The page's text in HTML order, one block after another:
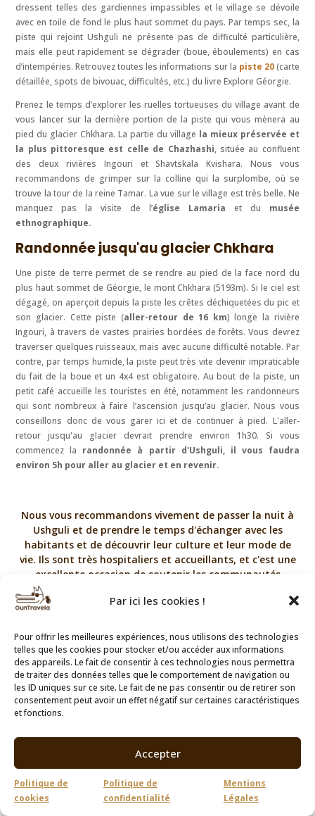
Par ici les cookies !
Pour offrir les meilleures expériences, nous utilisons des technologies
telles que les cookies pour stocker et/ou accéder aux informations
des appareils. Le fait de consentir à ces technologies nous permettra
de traiter des données telles que le comportement de navigation ou
les ID uniques sur ce site. Le fait de ne pas consentir ou de retirer son
consentement peut avoir un effet négatif sur certaines caractéristiques
et fonctions.
Accepter
Politique de
cookies
Politique de
confidentialité
Mentions
Légales
dressent telles des gardiennes impassibles et le village se dévoile
avec en toile de fond le plus haut sommet du pays. Par temps sec, la
piste qui rejoint Ushguli ne présente pas de difficulté particulière,
mais elle peut rapidement se dégrader (boue, éboulements) en cas
d’intempéries. Retrouvez toutes les informations sur la piste 20(carte
détaillée, spots de bivouac, difficultés, etc.) du livre Explore Géorgie.
Prenez le temps d’explorer les ruelles tortueuses du village avant de
vous lancer sur la dernière portion de la piste qui vous mènera au
pied du glacier Chkhara. La partie du village la mieux préservée et
la plus pittoresque est celle de Chazhashi, située au confluent
des deux rivières Ingouri et Shavtskala Kvishara. Nous vous
recommandons de grimper sur la colline qui la surplombe, où se
trouve la tour de la reine Tamar. La vue sur le village est très belle. Ne
manquez pas la visite de l’église Lamaria et du musée
ethnographique.
Randonnée jusqu'au glacier Chkhara
Une piste de terre permet de se rendre au pied de la face nord du
plus haut sommet de Géorgie, le mont Chkhara (5193m). Si le ciel est
dégagé, on aperçoit depuis la piste les crêtes déchiquetées du pic et
son glacier. Cette piste (aller-retour de 16 km) longe la rivière
Ingouri, à travers de vastes prairies bordées de forêts. Vous devrez
traverser quelques ruisseaux, mais avec aucune difficulté notable. Par
contre, par temps humide, la piste peut très vite devenir impraticable
du fait de la boue et un 4x4 est obligatoire. Au bout de la piste, un
petit café accueille les touristes en été, notamment les randonneurs
qui sont nombreux à faire l’ascension jusqu’au glacier. Nous vous
conseillons donc de vous garer ici et de continuer à pied. L'aller-
retour jusqu'au glacier devrait prendre environ 1h30. Si vous
commencez la randonnée à partir d'Ushguli, il vous faudra
environ 5h pour aller au glacier et en revenir.
Nous vous recommandons vivement de passer la nuit à
Ushguli et de prendre le temps d'échanger avec les
habitants et de découvrir leur culture et leur mode de
vie. Ils sont très hospitaliers et accueillants, et c'est une
excellente occasion de soutenir les communautés
locales. Le soir, vous pouvez vous promener dans le
village, visiter les anciennes tours de guet ou simplement
tombe et que les étoiles illuminent le ciel, vous
comprendrez pourquoi Ushguli est considéré comme l'un
des plus beaux endroits de Géorgie.